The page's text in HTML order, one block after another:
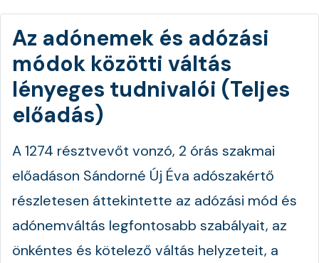
Az adónemek és adózási
módok közötti váltás
lényeges tudnivalói (Teljes
előadás)
A 1274 résztvevőt vonzó, 2 órás szakmai
előadáson Sándorné Új Éva adószakértő
részletesen áttekintette az adózási mód és
adónemváltás legfontosabb szabályait, az
önkéntes és kötelező váltás helyzeteit, a